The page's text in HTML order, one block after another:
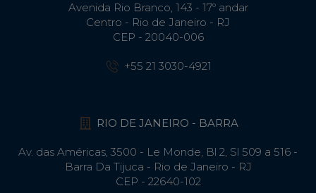
Avenida Rio Branco, 143 - 17º andar
Centro - Rio de Janeiro - RJ
CEP - 20040-006
+55 21 3030-4921
RIO DE JANEIRO - BARRA
Av. das Américas, 3500 - Le Monde, Bl 2, Sl 509 a 516 -
Barra Da Tijuca - Rio de Janeiro - RJ
CEP - 22640-102​